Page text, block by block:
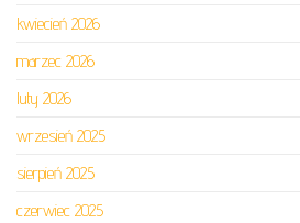
kwiecień 2026
marzec 2026
luty 2026
wrzesień 2025
sierpień 2025
czerwiec 2025